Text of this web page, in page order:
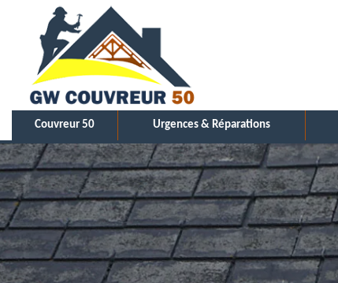
Couvreur 50 Urgences & Réparations